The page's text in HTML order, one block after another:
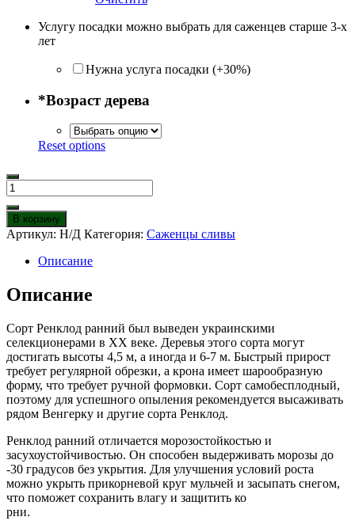
Услугу посадки можно выбрать для саженцев старше 3-х
лет
Нужна услуга посадки (+30%)
*Возраст дерева
Reset options
Количество
товара
Слива
Ренклод
ранний
В корзину
Артикул: Н/Д Категория: Саженцы сливы
Описание
Описание
Сорт Ренклод ранний был выведен украинскими
селекционерами в XX веке. Деревья этого сорта могут
достигать высоты 4,5 м, а иногда и 6-7 м. Быстрый прирост
требует регулярной обрезки, а крона имеет шарообразную
форму, что требует ручной формовки. Сорт самобесплодный,
поэтому для успешного опыления рекомендуется высаживать
рядом Венгерку и другие сорта Ренклод.
Ренклод ранний отличается морозостойкостью и
засухоустойчивостью. Он способен выдерживать морозы до
-30 градусов без укрытия. Для улучшения условий роста
можно укрыть прикорневой круг мульчей и засыпать снегом,
что поможет сохранить влагу и защитить ко
рни.